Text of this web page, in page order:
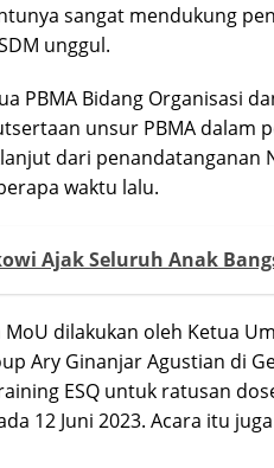
sangat mendukung
unggul.
PBMA Bidang Organisasi
unsur PBMA dalam
dari penandatanganan
waktu lalu.
Ajak Seluruh Anak
dilakukan oleh Ketua
Ary Ginanjar Agustian di
ESQ untuk ratusan
12 Juni 2023. Acara itu